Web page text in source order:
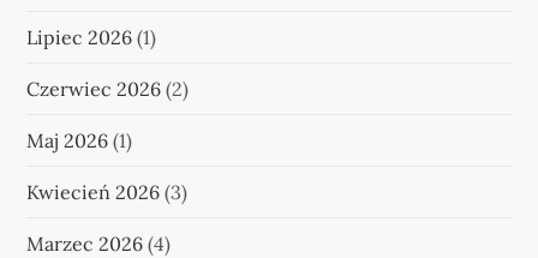
Lipiec 2026 (1)
Czerwiec 2026 (2)
Maj 2026 (1)
Kwiecień 2026 (3)
Marzec 2026 (4)